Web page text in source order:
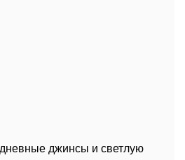
джинсы и светлую